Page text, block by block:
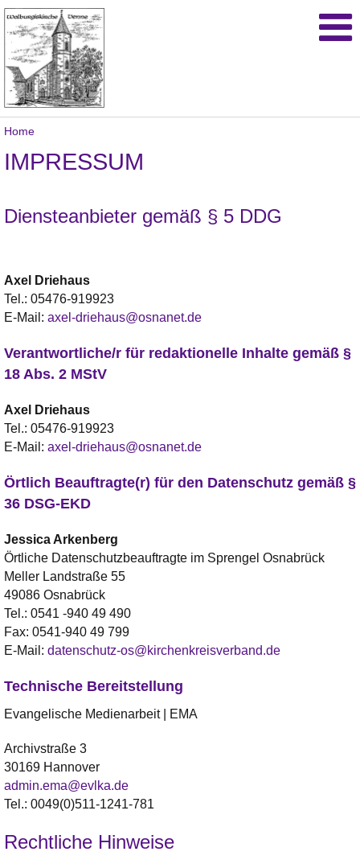
Home
IMPRESSUM
Diensteanbieter gemäß § 5 DDG
Axel
Driehaus
Tel.: 05476-919923
E-Mail: axel-driehaus@osnanet.de
Verantwortliche/r für redaktionelle Inhalte gemäß §
18 Abs. 2 MStV
Axel
Driehaus
Tel.: 05476-919923
E-Mail: axel-driehaus@osnanet.de
Örtlich Beauftragte(r) für den Datenschutz gemäß §
36 DSG-EKD
Jessica Arkenberg
Örtliche Datenschutzbeauftragte im Sprengel Osnabrück
Meller Landstraße 55
49086 Osnabrück
Tel.: 0541 -940 49 490
Fax: 0541-940 49 799
E-Mail: datenschutz-os@kirchenkreisverband.de
Technische Bereitstellung
Evangelische Medienarbeit | EMA
Archivstraße 3
30169 Hannover
admin.ema@evlka.de
Tel.: 0049(0)511-1241-781
Rechtliche Hinweise